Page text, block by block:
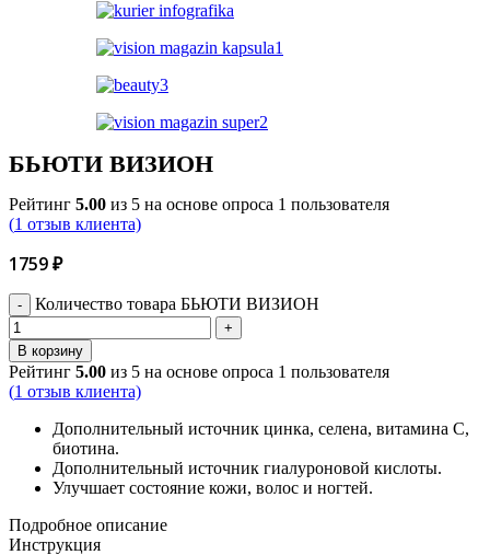
БЬЮТИ ВИЗИОН
Рейтинг 5.00 из 5 на основе опроса 1 пользователя
(1 отзыв клиента)
1759₽
Количество товара БЬЮТИ ВИЗИОН
В корзину
Рейтинг 5.00 из 5 на основе опроса 1 пользователя
(1 отзыв клиента)
Дополнительный источник цинка, селена, витамина С,
биотина.
Дополнительный источник гиалуроновой кислоты.
Улучшает состояние кожи, волос и ногтей.
Подробное описание
Инструкция